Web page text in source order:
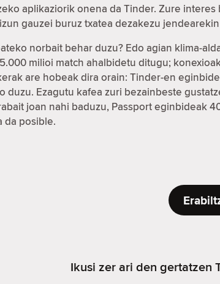
aplikaziorik onena da Tinder. Zure
gauzei buruz txatea dezakezu
norbait behar duzu? Edo agian klima-
milioi match ahalbidetu ditugu;
are hobeak dira orain: Tinder-en
duzu. Ezagutu kafea zuri bezainbeste
joan nahi baduzu, Passport eginbideak
da posible.
Ikusi zer ari den gertatzen